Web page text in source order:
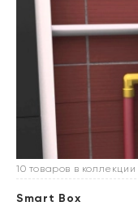
10 товаров в коллекции
Smart Box